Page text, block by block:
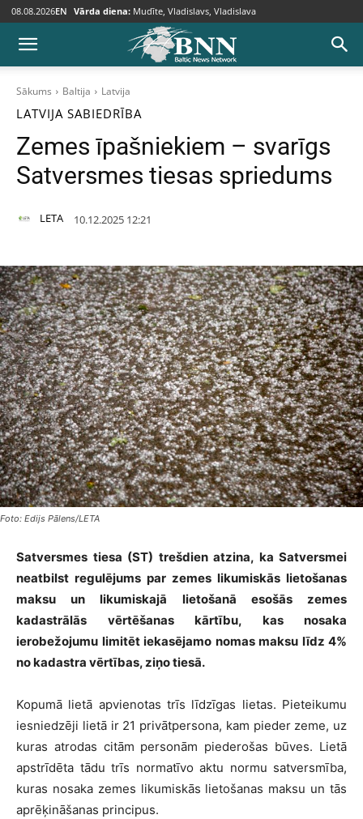
08.08.2026EN Vārda diena: Mudīte, Vladislavs, Vladislava
Sākums Baltija Latvija
LATVIJA SABIEDRĪBA
Zemes īpašniekiem – svarīgs
Satversmes tiesas spriedums
LETA 10.12.2025 12:21
Foto: Edijs Pālens/LETA
Satversmes tiesa (ST) trešdien atzina, ka Satversmei
neatbilst regulējums par zemes likumiskās lietošanas
maksu un likumiskajā lietošanā esošās zemes
kadastrālās vērtēšanas kārtību, kas nosaka
ierobežojumu limitēt iekasējamo nomas maksu līdz 4%
no kadastra vērtības, ziņo tiesā.
Kopumā lietā apvienotas trīs līdzīgas lietas. Pieteikumu
iesniedzēji lietā ir 21 privātpersona, kam pieder zeme, uz
kuras atrodas citām personām piederošas būves. Lietā
apstrīdēta tādu trīs normatīvo aktu normu satversmība,
kuras nosaka zemes likumiskās lietošanas maksu un tās
aprēķināšanas principus.